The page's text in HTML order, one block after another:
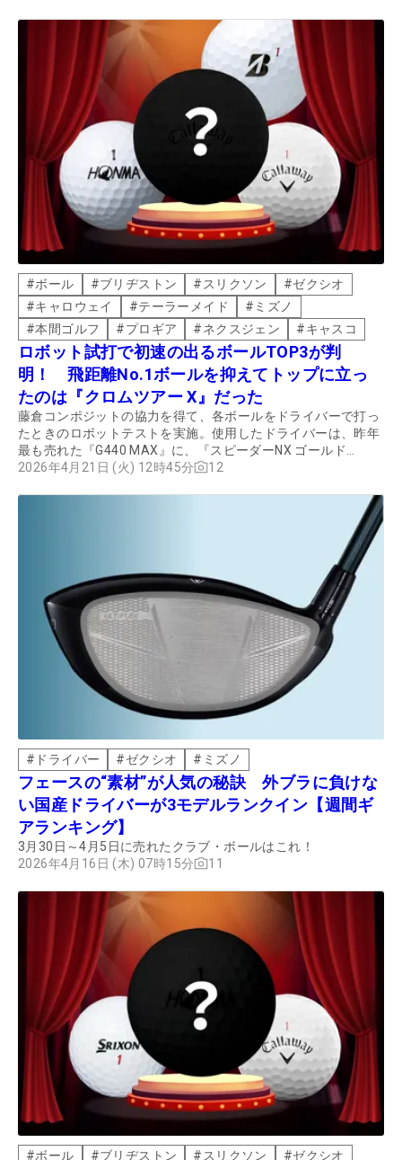
#ボール #ブリヂストン # スリクソン #ゼクシオ
#キャロウェイ #テーラーメイド # ミズノ
#本間ゴルフ #プロギア #ネクスジェン #キャスコ
ロボット試打で初速の出るボールTOP3が判
明！ 飛距離No.1ボールを抑えてトップに立っ
たのは『クロムツアー X』だった
藤倉コンポジットの協力を得て、各ボールをドライバーで打っ
たときのロボットテストを実施。使用したドライバーは、昨年
最も売れた『G440 MAX』に、『スピーダーNX ゴールド
50S』を組み合わせた。福島県南相馬市にある同社の小高工場
クマンで計測。エラーを除いた3球の平均値を取った。その結
果とともに、プロゴルファーの海老原秀聡が試打したインプレ
2026年4月21日 (火) 12時45分 12
# ドライバー #ゼクシオ # ミズノ
フェースの“素材”が人気の秘訣 外ブラに負けな
い国産ドライバーが3モデルランクイン【週間ギ
アランキング】
3月30日～4月5日に売れたクラブ・ボールはこれ！
2026年4月16日 (木) 07時15分
11
#ボール #ブリヂストン # スリクソン #ゼクシオ